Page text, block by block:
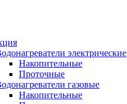
электрические
Накопительные
Проточные
газовые
Накопительные